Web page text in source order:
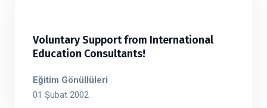
Voluntary Support from International
Education Consultants!
Eğitim Gönüllüleri
01 Şubat 2002